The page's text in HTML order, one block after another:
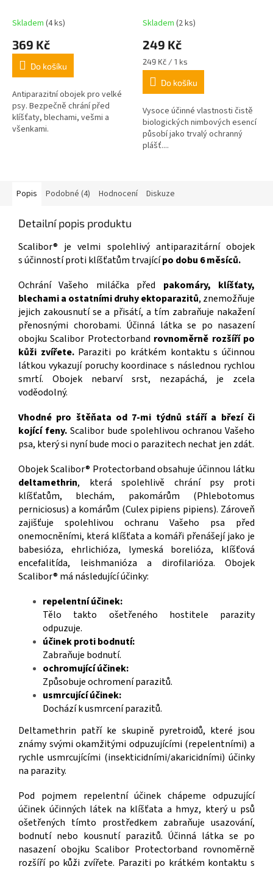
Skladem (4 ks)
369 Kč
Do košíku
Antiparazitní obojek pro velké
psy. Bezpečně chrání před
klíšťaty, blechami, vešmi a
všenkami.
Skladem (2 ks)
249 Kč
Měrná
cena:
249 Kč / 1 ks
Do košíku
Vysoce účinné vlastnosti čistě
biologických nimbových esencí
působí jako trvalý ochranný
plášť....
Popis Podobné (4) Hodnocení Diskuze
Detailní popis produktu
Scalibor® je velmi spolehlivý antiparazitární obojek
s účinností proti klíšťatům trvajícípo dobu 6 měsíců.
Ochrání Vašeho miláčka před pakomáry, klíšťaty,
blechami a ostatními druhy ektoparazitů, znemožňuje
jejich zakousnutí se a přisátí, a tím zabraňuje nakažení
přenosnými chorobami. Účinná látka se po nasazení
obojku Scalibor Protectorband rovnoměrně rozšíří po
kůži zvířete.Paraziti po krátkém kontaktu s účinnou
látkou vykazují poruchy koordinace s následnou rychlou
smrtí. Obojek nebarví srst, nezapáchá, je zcela
voděodolný.
Vhodné pro štěňata od 7-mi týdnů stáří a březí či
kojící feny. Scalibor bude spolehlivou ochranou Vašeho
psa, který si nyní bude moci o parazitech nechat jen zdát.
Obojek Scalibor® Protectorband obsahuje účinnou látku
deltamethrin, která spolehlivě chrání psy proti
klíšťatům, blechám, pakomárům (Phlebotomus
perniciosus) a komárům (Culex pipiens pipiens). Zároveň
zajišťuje spolehlivou ochranu Vašeho psa před
onemocněními, která klíšťata a komáři přenášejí jako je
babesióza, ehrlichióza, lymeská borelióza, klíšťová
encefalitída, leishmanióza a dirofilarióza. Obojek
Scalibor® má následující účinky:
repelentní účinek:
Tělo takto ošetřeného hostitele parazity
odpuzuje.
účinek proti bodnutí:
Zabraňuje bodnutí.
ochromující účinek:
Způsobuje ochromení parazitů.
usmrcující účinek:
Dochází k usmrcení parazitů.
Deltamethrin patří ke skupině pyretroidů, které jsou
známy svými okamžitými odpuzujícími (repelentními) a
rychle usmrcujícími (insekticidními/akaricidními) účinky
na parazity.
Pod pojmem repelentní účinek chápeme odpuzující
účinek účinných látek na klíšťata a hmyz, který u psů
ošetřených tímto prostředkem zabraňuje usazování,
bodnutí nebo kousnutí parazitů. Účinná látka se po
nasazení obojku Scalibor Protectorband rovnoměrně
rozšíří po kůži zvířete. Paraziti po krátkém kontaktu s